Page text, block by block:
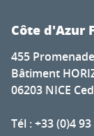
Côte d'Azur
455
Bâtiment
06203 NICE
Tél : +33 (0)4